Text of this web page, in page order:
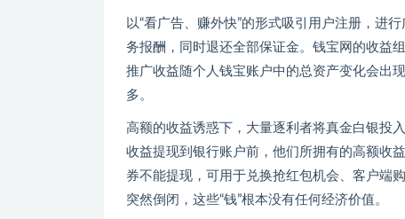
以“看广告、赚外快”的形式吸引用户注册，进
务报酬，同时退还全部保证金。钱宝网的收益
推广收益随个人钱宝账户中的总资产变化会出
多。
高额的收益诱惑下，大量逐利者将真金白银投
收益提现到银行账户前，他们所拥有的高额收
券不能提现，可用于兑换抢红包机会、客户端
突然倒闭，这些“钱”根本没有任何经济价值。